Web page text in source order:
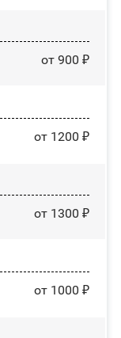
от 900 ₽
от 1200 ₽
от 1300 ₽
от 1000 ₽